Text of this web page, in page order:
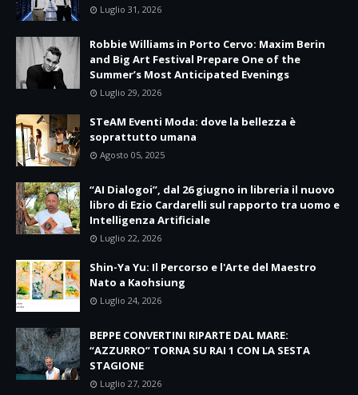
Luglio 31, 2026
Robbie Williams in Porto Cervo: Maxim Berin
and Big Art Festival Prepare One of the
Summer’s Most Anticipated Evenings
Luglio 29, 2026
STeAM Eventi Moda: dove la bellezza è
soprattutto umana
Agosto 05, 2025
“AI Dialogoi”, dal 26 giugno in libreria il nuovo
libro di Ezio Cardarelli sul rapporto tra uomo e
Intelligenza Artificiale
Luglio 22, 2026
Shin-Ya Yu: Il Percorso e l'Arte del Maestro
Nato a Kaohsiung
Luglio 24, 2026
BEPPE CONVERTINI RIPARTE DAL MARE:
“AZZURRO” TORNA SU RAI 1 CON LA SESTA
STAGIONE
Luglio 27, 2026